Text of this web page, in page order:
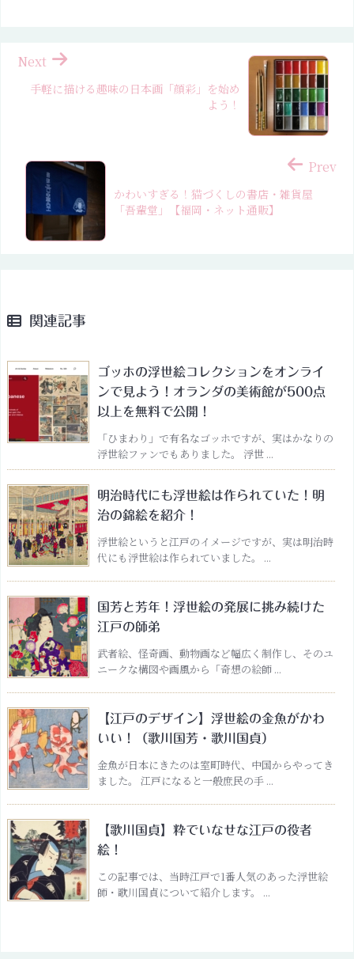
手軽に描ける趣味の日本画「顔彩」を始め
よう！
Next
かわいすぎる！猫づくしの書店・雑貨屋
「吾輩堂」【福岡・ネット通販】
Prev
関連記事
ゴッホの浮世絵コレクションをオンライ
ンで見よう！オランダの美術館が500点
以上を無料で公開！
「ひまわり」で有名なゴッホですが、実はかなりの
浮世絵ファンでもありました。 浮世 ...
明治時代にも浮世絵は作られていた！明
治の錦絵を紹介！
浮世絵というと江戸のイメージですが、実は明治時
代にも浮世絵は作られていました。 ...
国芳と芳年！浮世絵の発展に挑み続けた
江戸の師弟
武者絵、怪奇画、動物画など幅広く制作し、そのユ
ニークな構図や画風から「奇想の絵師 ...
【江戸のデザイン】浮世絵の金魚がかわ
いい！（歌川国芳・歌川国貞）
金魚が日本にきたのは室町時代、中国からやってき
ました。 江戸になると一般庶民の手 ...
【歌川国貞】粋でいなせな江戸の役者
絵！
この記事では、当時江戸で1番人気のあった浮世絵
師・歌川国貞について紹介します。 ...